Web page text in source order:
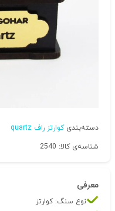
دسته‌بندی کوارتز راف quartz
شناسه‌ی کالا: 2540
معرفی
نوع سنگ: کوارتز